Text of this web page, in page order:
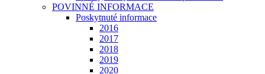
POVINNÉ INFORMACE
Poskytnuté informace
2016
2017
2018
2019
2020